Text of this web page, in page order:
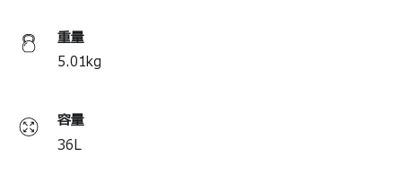
＊ハンガーは付属していません。
＊製品の仕様は予告なく変更する場合があります。
重量
5.01kg
容量
36L